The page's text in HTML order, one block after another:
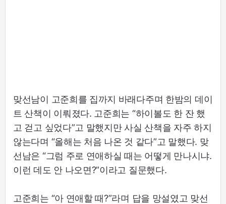
맞선남이 고준희를 집까지 바래다주며 한밤의 데이
트 산책이 이뤄졌다. 고준희는 “하이볼도 한 잔 했
고 걷고 싶었다”고 말했지만 사실 산책을 자주 하지
않는다며 “올해는 처음 나온 것 같다”고 말했다. 맞
선남은 “그럼 주로 연애하실 때는 어떻게 만나시냐.
이런 데도 안 나오면?”이라고 질문했다.
고준희는 “아 연애할 때?”라며 답을 망설였고 맞선